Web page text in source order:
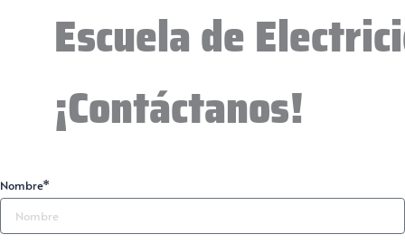
Escuela de
¡Contáctanos!
Nombre*